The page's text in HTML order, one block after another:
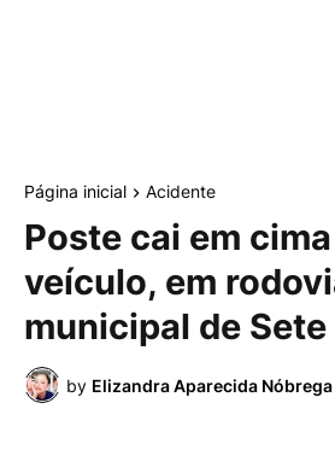
Página inicial Acidente
Poste cai em
veículo, em
municipal de
by Elizandra Aparecida Nóbrega